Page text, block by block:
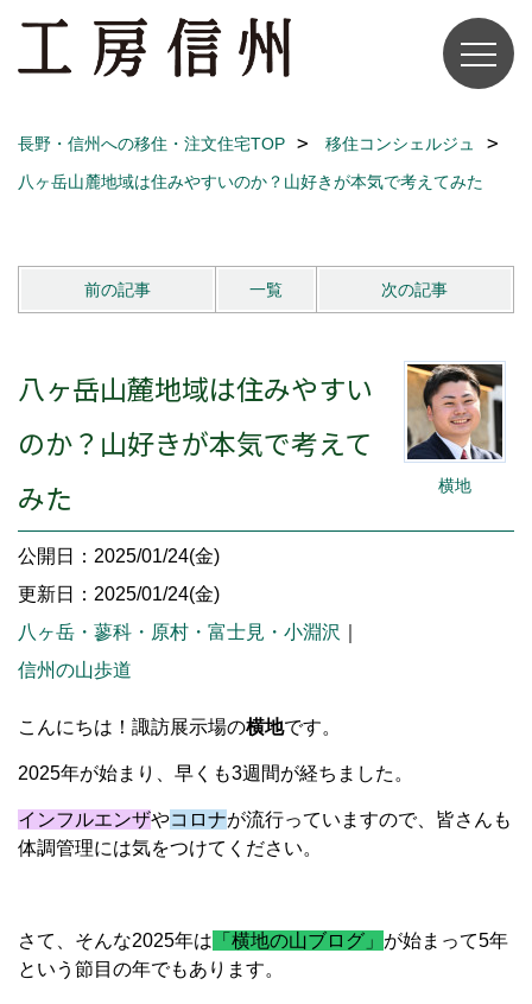
長野・信州への移住・注文住宅TOP
移住コンシェルジュ
八ヶ岳山麓地域は住みやすいのか？山好きが本気で考えてみた
前の記事 一覧 次の記事
横地
八ヶ岳山麓地域は住みやすい
のか？山好きが本気で考えて
みた
公開日：2025/01/24(金)
更新日：2025/01/24(金)
八ヶ岳・蓼科・原村・富士見・小淵沢
信州の山歩道
こんにちは！諏訪展示場の横地です。
2025年が始まり、早くも3週間が経ちました。
インフルエンザやコロナが流行っていますので、皆さんも
体調管理には気をつけてください。
さて、そんな2025年は 「横地の山ブログ」 が始まって5年
という節目の年でもあります。